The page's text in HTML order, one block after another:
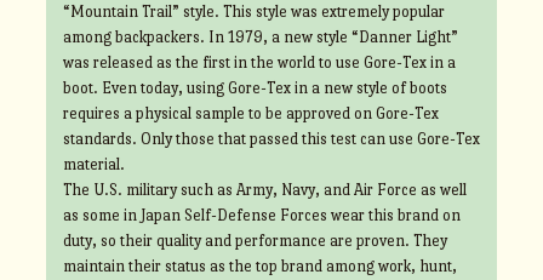
“Mountain Trail” style. This style was extremely popular
among backpackers. In 1979, a new style “Danner Light”
was released as the first in the world to use Gore-Tex in a
boot. Even today, using Gore-Tex in a new style of boots
requires a physical sample to be approved on Gore-Tex
standards. Only those that passed this test can use Gore-Tex
material.
The U.S. military such as Army, Navy, and Air Force as well
as some in Japan Self-Defense Forces wear this brand on
duty, so their quality and performance are proven. They
maintain their status as the top brand among work, hunt,